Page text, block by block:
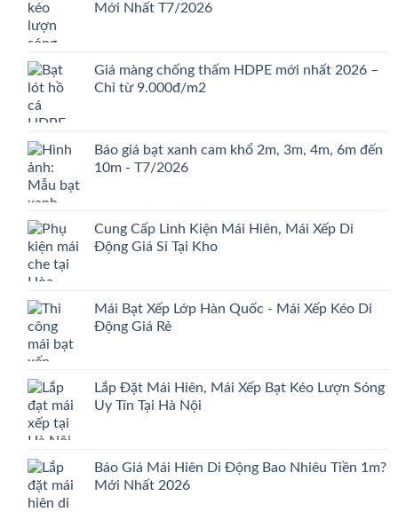
Mới Nhất T7/2026
Giá màng chống thấm HDPE mới nhất 2026 –
Chỉ từ 9.000đ/m2
Báo giá bạt xanh cam khổ 2m, 3m, 4m, 6m đến
10m - T7/2026
Cung Cấp Linh Kiện Mái Hiên, Mái Xếp Di
Động Giá Sỉ Tại Kho
Mái Bạt Xếp Lớp Hàn Quốc - Mái Xếp Kéo Di
Động Giá Rẻ
Lắp Đặt Mái Hiên, Mái Xếp Bạt Kéo Lượn Sóng
Uy Tín Tại Hà Nội
Báo Giá Mái Hiên Di Động Bao Nhiêu Tiền 1m?
Mới Nhất 2026